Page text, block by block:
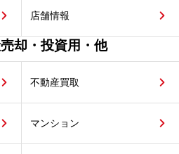
店舗情報
却・投資用・他
不動産買取
マンション